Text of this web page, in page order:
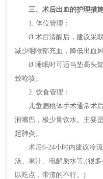
三、术后出血的护理措
1. 体位管理：
Ø 术后清醒后，建议采取
减少咽喉部充血，降低出血风
Ø 睡眠时可适当垫高头部
致呛咳。
2. 饮食管理：
儿童扁桃体手术通常术后
润嘴巴，极少量饮水。主要
起肺炎。
术后6-24小时内建议冷流
汤、果汁、电解质水等;(很
以吃点，带渣的不行。)